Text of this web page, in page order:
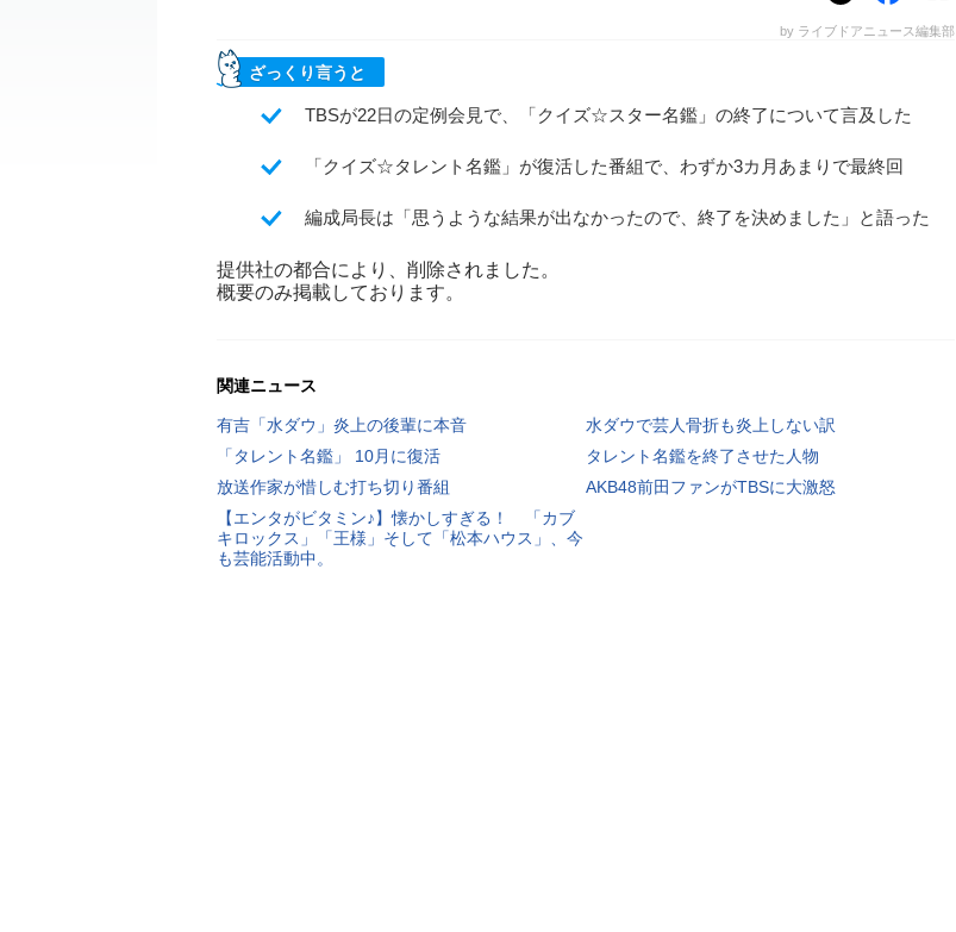
by ライブドアニュース編集部
ざっくり言うと
TBSが22日の定例会見で、「クイズ☆スター名鑑」の終了について言及した
「クイズ☆タレント名鑑」が復活した番組で、わずか3カ月あまりで最終回
編成局長は「思うような結果が出なかったので、終了を決めました」と語った
提供社の都合により、削除されました。
概要のみ掲載しております。
関連ニュース
有吉「水ダウ」炎上の後輩に本音
水ダウで芸人骨折も炎上しない訳
「タレント名鑑」 10月に復活
タレント名鑑を終了させた人物
放送作家が惜しむ打ち切り番組
AKB48前田ファンがTBSに大激怒
【エンタがビタミン♪】懐かしすぎる！ 「カブ
キロックス」「王様」そして「松本ハウス」、今
も芸能活動中。